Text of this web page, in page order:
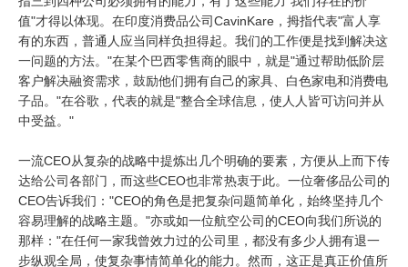
值"才得以体现。在印度消费品公司CavinKare，拇指代表"富人享
有的东西，普通人应当同样负担得起。我们的工作便是找到解决这
一问题的方法。"在某个巴西零售商的眼中，就是"通过帮助低阶层
客户解决融资需求，鼓励他们拥有自己的家具、白色家电和消费电
子品。"在谷歌，代表的就是"整合全球信息，使人人皆可访问并从
中受益。"
一流CEO从复杂的战略中提炼出几个明确的要素，方便从上而下传
达给公司各部门，而这些CEO也非常热衷于此。一位奢侈品公司的
CEO告诉我们："CEO的角色是把复杂问题简单化，始终坚持几个
容易理解的战略主题。"亦或如一位航空公司的CEO向我们所说的
那样："在任何一家我曾效力过的公司里，都没有多少人拥有退一
步纵观全局，使复杂事情简单化的能力。然而，这正是真正价值所